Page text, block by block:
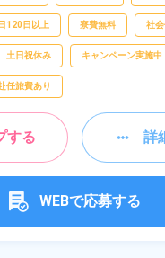
120日以上 寮費無料 社
土日祝休み キャンペーン実施中
任旅費あり
する 詳
WEBで応募する